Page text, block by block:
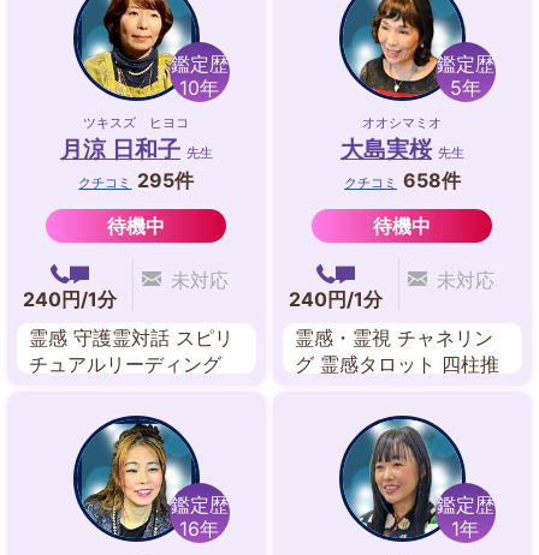
鑑定歴
10年
ツキスズ ヒヨコ
月涼 日和子 先生
クチコミ
295件
待機中
240円/1分
未対応
霊感 守護霊対話 スピリ
チュアルリーディング
人交信 チャネリングカ
ード インナーチャイル
鑑定歴
5年
オオシマミオ
大島実桜 先生
クチコミ 658件
待機中
240円/1分
未対応
霊感・霊視 チャネリン
グ 霊感タロット 四柱推
タロット
鑑定歴
16年
鑑定歴
1年